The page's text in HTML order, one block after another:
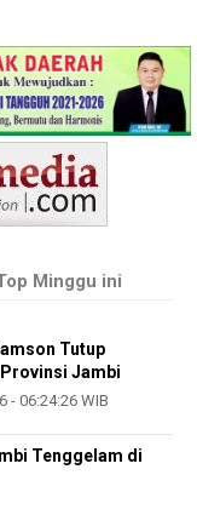
Minggu ini
Tutup
Provinsi Jambi
- 06:24:26 WIB
Tenggelam di